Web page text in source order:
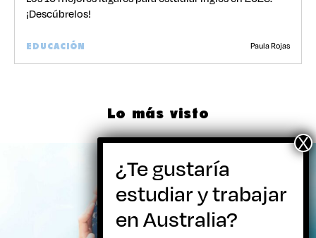
¡Descúbrelos!
EDUCACIÓN Paula Rojas
Lo más visto